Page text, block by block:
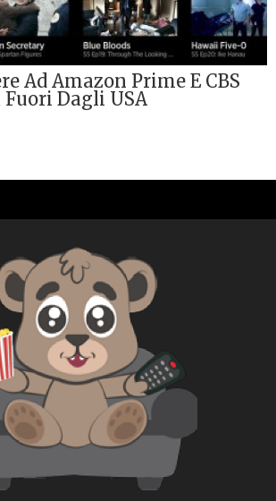
Ad Amazon Prime E CBS
Fuori Dagli USA